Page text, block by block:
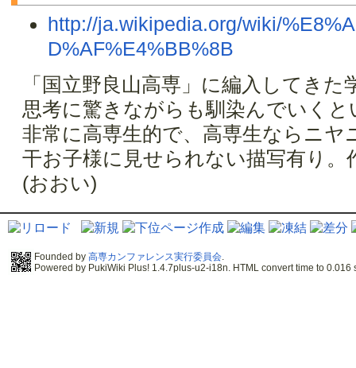
http://ja.wikipedia.org/wiki/
D%AF%E4%BB%8B
「国立野良山高専」に編入してき
思考に驚きながらも馴染んでいく
非常に高専生的で、高専生ならニ
干お子様に見せられない描写有り
(おおい)
Founded by 高専カンファレンス実行委員会.
Powered by PukiWiki Plus! 1.4.7plus-u2-i18n. HTML convert time to 0.016